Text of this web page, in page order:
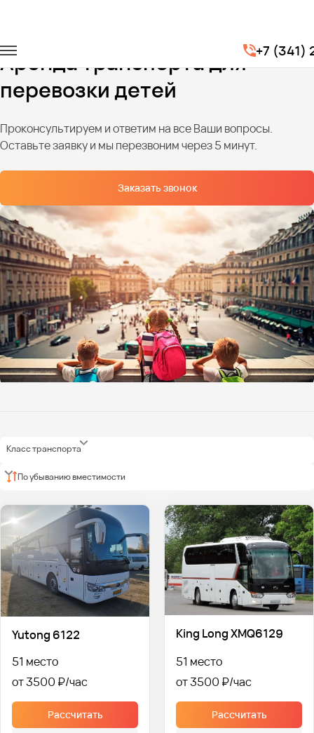
+7 (341)
Аренда транспорта для
перевозки детей
Проконсультируем и ответим на все Ваши вопросы.
Оставьте заявку и мы перезвоним через 5 минут.
Заказать звонок
Класс транспорта
По убыванию вместимости
Yutong 6122
51 место
от 3500 ₽
Рассчитать
King Long XMQ6129
51 место
от 3500 ₽
Рассчитать